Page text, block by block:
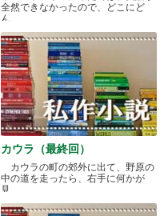
全然できなかったので、どこにど
ん.....
カウラ（最終回）
カウラの町の郊外に出て、野原の
中の道を走ったら、右手に何かが
見.....